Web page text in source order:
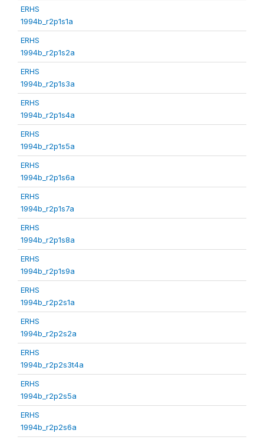
ERHS
1994b_r2p1s1a
ERHS
1994b_r2p1s2a
ERHS
1994b_r2p1s3a
ERHS
1994b_r2p1s4a
ERHS
1994b_r2p1s5a
ERHS
1994b_r2p1s6a
ERHS
1994b_r2p1s7a
ERHS
1994b_r2p1s8a
ERHS
1994b_r2p1s9a
ERHS
1994b_r2p2s1a
ERHS
1994b_r2p2s2a
ERHS
1994b_r2p2s3t4a
ERHS
1994b_r2p2s5a
ERHS
1994b_r2p2s6a